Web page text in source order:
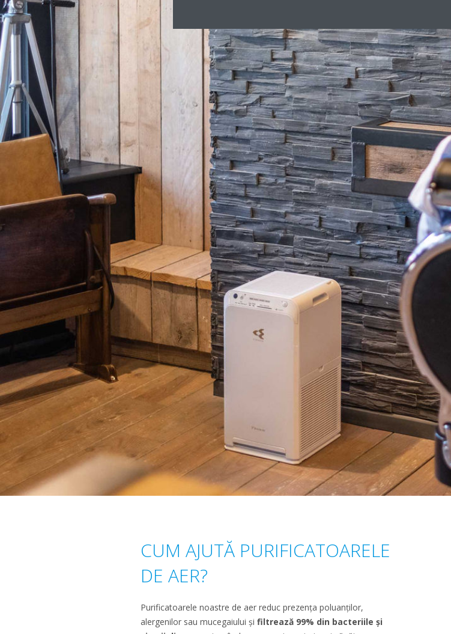
CUM AJUTĂ PURIFICATOARELE
DE AER?
Purificatoarele noastre de aer reduc prezența poluanților,
alergenilor sau mucegaiului și filtrează 99% din bacteriile și